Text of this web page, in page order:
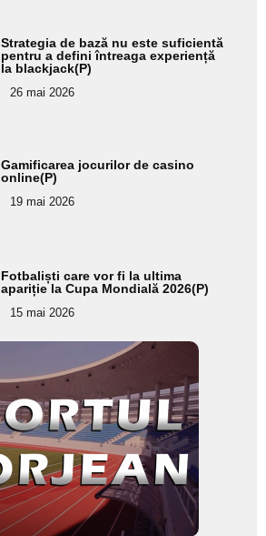
Strategia de bază nu este suficientă
pentru a defini întreaga experiență
la blackjack(P)
26 mai 2026
Gamificarea jocurilor de casino
online(P)
19 mai 2026
Fotbaliști care vor fi la ultima
apariție la Cupa Mondială 2026(P)
15 mai 2026